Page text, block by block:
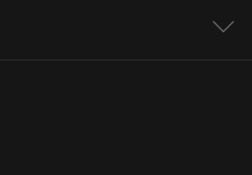
compromising